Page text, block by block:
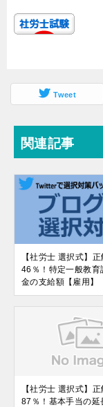
Tweet
関連記事
【社労士 選択式】正
46％！特定一般教育
金の支給額【雇用】
【社労士 選択式】正
87％！基本手当の延